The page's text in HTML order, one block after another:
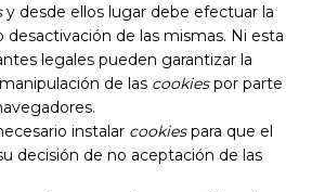
y desde ellos lugar debe efectuar la
de las mismas. Ni esta
legales pueden garantizar la
de las cookiespor parte
instalar cookiespara que el
decisión de no aceptación de las